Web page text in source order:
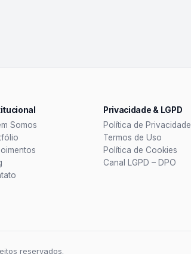
Somos
Privacidade & LGPD
Política de Privacidade
Termos de Uso
Política de Cookies
Canal LGPD – DPO
reservados.